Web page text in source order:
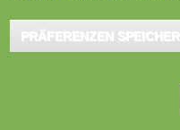
shared approach that
Learning with
PRÄFERENZEN